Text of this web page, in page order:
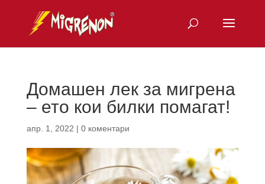
Домашен лек за мигрена
– ето кои билки помагат!
апр. 1, 2022 | 0 коментари